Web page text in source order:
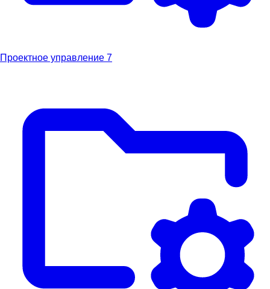
Проектное управление 7